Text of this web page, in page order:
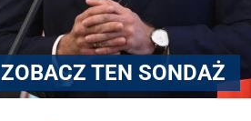
ZOBACZ TEN SONDAŻ